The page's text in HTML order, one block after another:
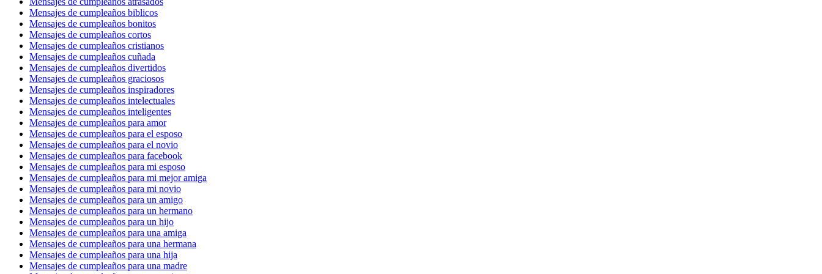
Mensajes de cumpleaños biblicos
Mensajes de cumpleaños bonitos
Mensajes de cumpleaños cortos
Mensajes de cumpleaños cristianos
Mensajes de cumpleaños cuñada
Mensajes de cumpleaños divertidos
Mensajes de cumpleaños graciosos
Mensajes de cumpleaños inspiradores
Mensajes de cumpleaños intelectuales
Mensajes de cumpleaños inteligentes
Mensajes de cumpleaños para amor
Mensajes de cumpleaños para el esposo
Mensajes de cumpleaños para el novio
Mensajes de cumpleaños para facebook
Mensajes de cumpleaños para mi esposo
Mensajes de cumpleaños para mi mejor amiga
Mensajes de cumpleaños para mi novio
Mensajes de cumpleaños para un amigo
Mensajes de cumpleaños para un hermano
Mensajes de cumpleaños para un hijo
Mensajes de cumpleaños para una amiga
Mensajes de cumpleaños para una hermana
Mensajes de cumpleaños para una hija
Mensajes de cumpleaños para una madre